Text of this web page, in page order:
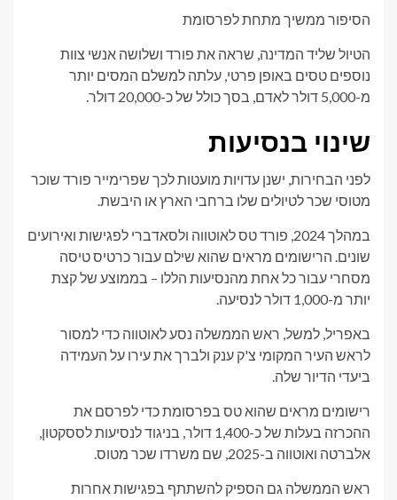
הסיפור ממשיך מתחת לפרסומת
הטיול שליד המדינה, שראה את פורד ושלושה אנשי צוות
נוספים טסים באופן פרטי, עלתה למשלם המסים יותר
מ-5,000 דולר לאדם, בסך כולל של כ-20,000 דולר.
שינוי בנסיעות
לפני הבחירות, ישנן עדויות מועטות לכך שפרימייר פורד שוכר
מטוסי שכר לטיולים שלו ברחבי הארץ או היבשת.
במהלך 2024, פורד טס לאוטווה ולסאדברי לפגישות ואירועים
שונים. הרישומים מראים שהוא שילם עבור כרטיס טיסה
מסחרי עבור כל אחת מהנסיעות הללו – בממוצע של קצת
יותר מ-1,000 דולר לנסיעה.
באפריל, למשל, ראש הממשלה נסע לאוטווה כדי למסור
לראש העיר המקומי צ'ק ענק ולברך את עירו על העמידה
ביעדי הדיור שלה.
רישומים מראים שהוא טס בפרסומת כדי לפרסם את
ההכרזה בעלות של כ-1,400 דולר, בניגוד לנסיעות לססקטון,
אלברטה ואוטווה ב-2025, שם משרדו שכר מטוס.
ראש הממשלה גם הספיק להשתתף בפגישות אחרות